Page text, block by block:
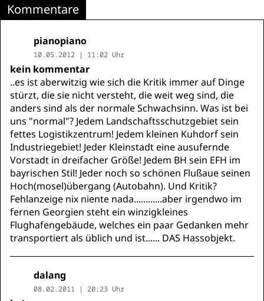
Kommentare
pianopiano
10.05.2012 | 11:02 Uhr
kein kommentar
..es ist aberwitzig wie sich die Kritik immer auf Dinge
stürzt, die sie nicht versteht, die weit weg sind, die
anders sind als der normale Schwachsinn. Was ist bei
uns "normal"? Jedem Landschaftsschutzgebiet sein
fettes Logistikzentrum! Jedem kleinen Kuhdorf sein
Industriegebiet! Jeder Kleinstadt eine ausufernde
Vorstadt in dreifacher Größe! Jedem BH sein EFH im
bayrischen Stil! Jeder noch so schönen Flußaue seinen
Hoch(mosel)übergang (Autobahn). Und Kritik?
Fehlanzeige nix niente nada............aber irgendwo im
fernen Georgien steht ein winzigkleines
Flughafengebäude, welches ein paar Gedanken mehr
transportiert als üblich und ist...... DAS Hassobjekt.
dalang
08.02.2011 | 20:23 Uhr